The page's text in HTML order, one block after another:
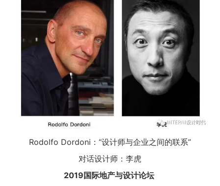
Rodolfo Dordoni：“设计师与企业之间的联系”
对话设计师：李虎
2019国际地产与设计论坛